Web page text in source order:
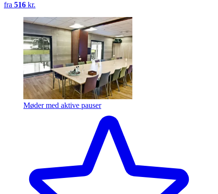
fra 516 kr.
Møder med aktive pauser